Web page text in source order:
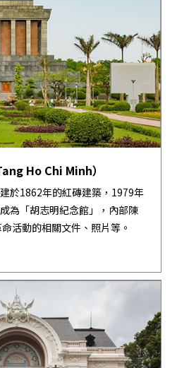
Ho Chi Minh）
於1862年的紅磚建築，1979年
為「胡志明紀念館」，內部陳
活動的相關文件、照片等。